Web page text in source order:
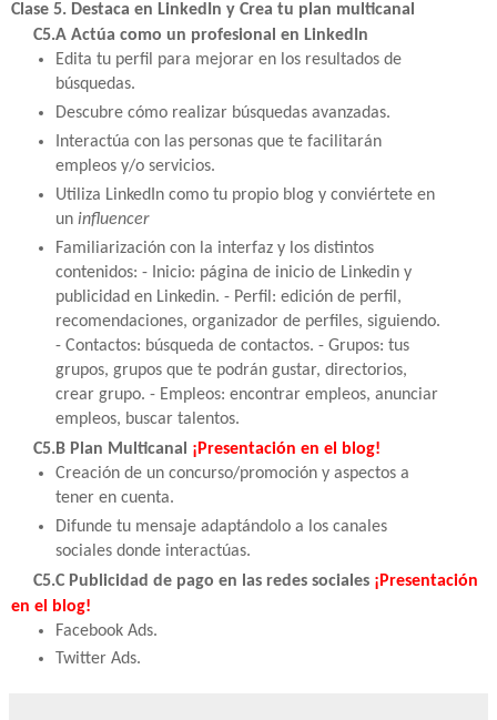
Clase 5. Destaca en LinkedIn y Crea tu plan multicanal
C5.A Actúa como un profesional en LinkedIn
Edita tu perfil para mejorar en los resultados de
búsquedas.
Descubre cómo realizar búsquedas avanzadas.
Interactúa con las personas que te facilitarán
empleos y/o servicios.
Utiliza LinkedIn como tu propio blog y conviértete en
un influencer
Familiarización con la interfaz y los distintos
contenidos: - Inicio: página de inicio de Linkedin y
publicidad en Linkedin. - Perfil: edición de perfil,
recomendaciones, organizador de perfiles, siguiendo.
- Contactos: búsqueda de contactos. - Grupos: tus
grupos, grupos que te podrán gustar, directorios,
crear grupo. - Empleos: encontrar empleos, anunciar
empleos, buscar talentos.
C5.B Plan Multicanal ¡Presentación en el blog!
Creación de un concurso/promoción y aspectos a
tener en cuenta.
Difunde tu mensaje adaptándolo a los canales
sociales donde interactúas.
C5.C Publicidad de pago en las redes sociales ¡Presentación
en el blog!
Facebook Ads.
Twitter Ads.